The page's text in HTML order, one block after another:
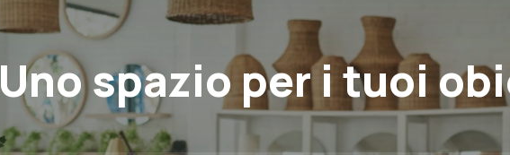
Uno spazio per i tuoi